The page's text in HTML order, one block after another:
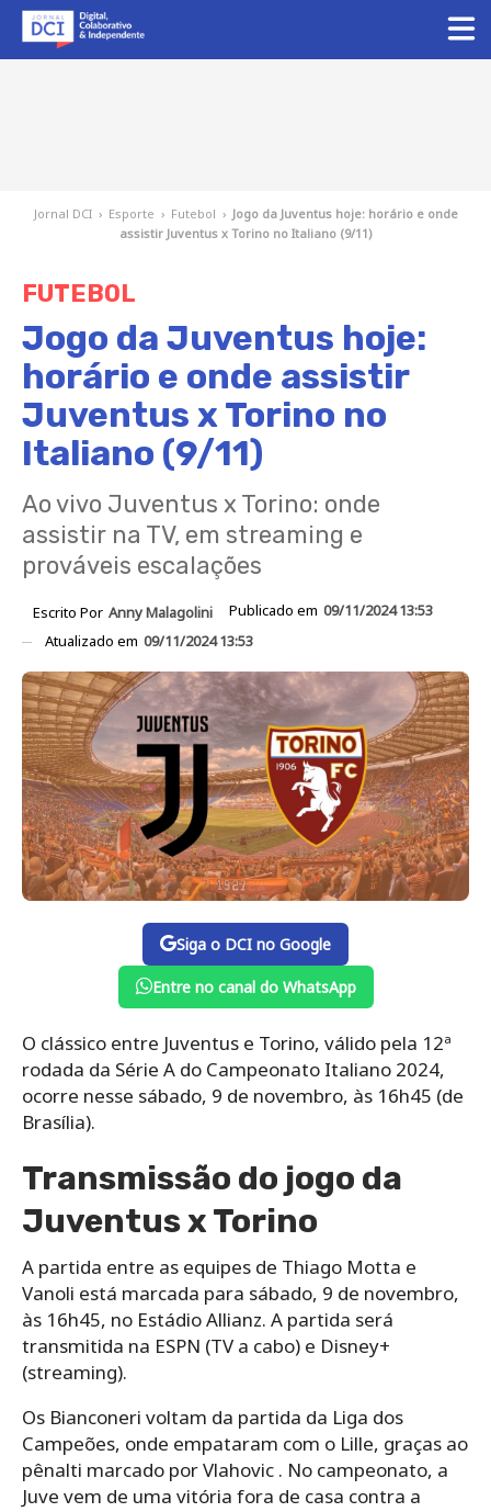
Jornal DCI › Esporte › Futebol › Jogo da Juventus hoje: horário e onde
assistir Juventus x Torino no Italiano (9/11)
FUTEBOL
Jogo da Juventus hoje:
horário e onde assistir
Juventus x Torino no
Italiano (9/11)
Ao vivo Juventus x Torino: onde
assistir na TV, em streaming e
prováveis ​​escalações
Escrito Por Anny Malagolini Publicado em 09/11/2024 13:53
Atualizado em 09/11/2024 13:53
Siga o DCI no Google
Entre no canal do WhatsApp
O clássico entre Juventus e Torino, válido pela 12ª
rodada da Série A do Campeonato Italiano 2024,
ocorre nesse sábado, 9 de novembro, às 16h45 (de
Brasília).
Transmissão do jogo da
Juventus x Torino
A partida entre as equipes de Thiago Motta e
Vanoli está marcada para sábado, 9 de novembro,
às 16h45, no Estádio Allianz. A partida será
transmitida na ESPN (TV a cabo) e Disney+
(streaming).
Os Bianconeri voltam da partida da Liga dos
Campeões, onde empataram com o Lille, graças ao
pênalti marcado por Vlahovic . No campeonato, a
Juve vem de uma vitória fora de casa contra a